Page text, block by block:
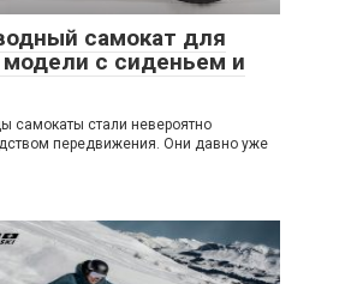
самокат для
с сиденьем и
самокаты стали невероятно
передвижения. Они давно уже